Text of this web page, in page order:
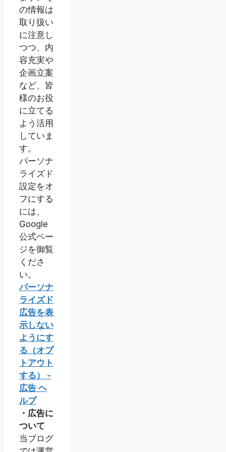
の情報は
取り扱い
に注意し
つつ、内
容充実や
企画立案
など、皆
様のお役
に立てる
よう活用
していま
す。
パーソナ
ライズド
設定をオ
フにする
には、
Google
公式ペー
ジを御覧
くださ
い。
パーソナ
ライズド
広告を表
示しない
ようにす
る（オプ
トアウト
する） -
広告 ヘ
ルプ
・広告に
ついて
当ブログ